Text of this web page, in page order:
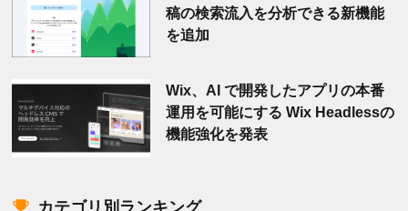
稿の検索流入を分析できる新機能
を追加
Wix、AI で開発したアプリの本番
運用を可能にする Wix Headlessの
機能強化を発表
カテゴリ別ランキング